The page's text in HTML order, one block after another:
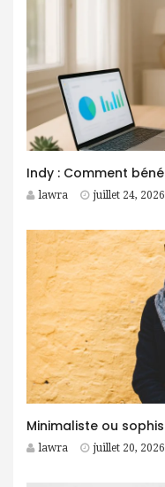
lawra juillet 24, 2026
lawra juillet 20, 2026